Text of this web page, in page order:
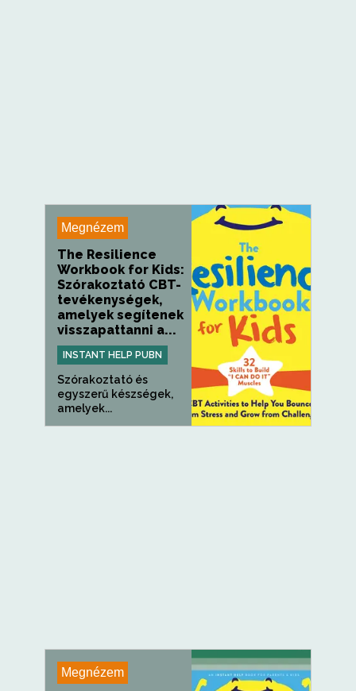
Megnézem
The Resilience
Workbook for Kids:
Szórakoztató CBT-
tevékenységek,
amelyek segítenek
visszapattanni a...
INSTANT HELP PUBN
Szórakoztató és
egyszerű készségek,
amelyek...
Megnézem